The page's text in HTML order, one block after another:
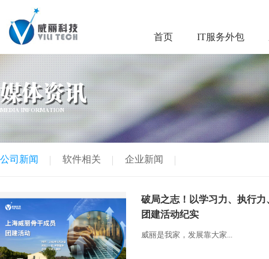
首页 IT服务外包
媒体资讯
MEDIA INFORMATION
公司新闻 软件相关 企业新闻
破局之志！以学习力、执行
团建活动纪实
威丽是我家，发展靠大家...